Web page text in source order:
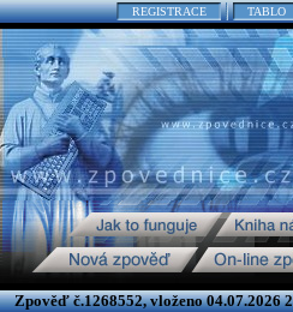
REGISTRACE TABLO
Zpověď č.1268552, vloženo 04.07.2026